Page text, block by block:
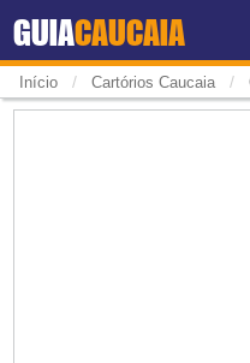
GUIACAUCAIA
Início / Cartórios Caucaia /